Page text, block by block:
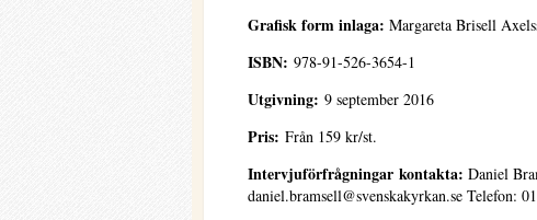
Grafisk form inlaga: Margareta Brisell
ISBN: 978-91-526-3654-1
Utgivning: 9 september 2016
Pris: Från 159 kr/st.
Intervjuförfrågningar kontakta: Daniel
daniel.bramsell@svenskakyrkan.se Telefon: